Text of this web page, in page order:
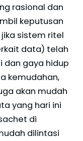
rasional dan
keputusan
sistem ritel
data) telah
dan gaya hidup
kemudahan,
akan mudah
yang hari ini
di
dilintasi